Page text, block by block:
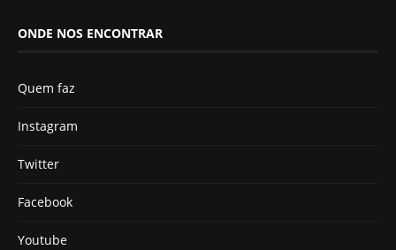
ONDE NOS ENCONTRAR
Quem faz
Instagram
Twitter
Facebook
Youtube